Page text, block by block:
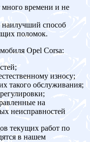
времени и не
наилучший способ
поломок.
Opel Corsa:
износу;
такого обслуживания;
на
неисправностей
текущих работ по
в нашем